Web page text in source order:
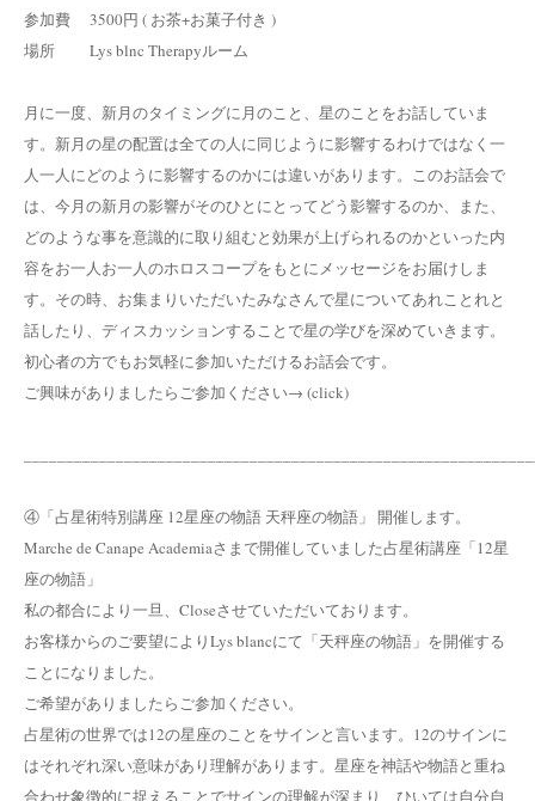
参加費 3500円 ( お茶+お菓子付き )
場所 Lys blnc Therapyルーム
月に一度、新月のタイミングに月のこと、星のことをお話していま
す。新月の星の配置は全ての人に同じように影響するわけではなく一
人一人にどのように影響するのかには違いがあります。このお話会で
は、今月の新月の影響がそのひとにとってどう影響するのか、また、
どのような事を意識的に取り組むと効果が上げられるのかといった内
容をお一人お一人のホロスコープをもとにメッセージをお届けしま
す。その時、お集まりいただいたみなさんで星についてあれことれと
話したり、ディスカッションすることで星の学びを深めていきます。
初心者の方でもお気軽に参加いただけるお話会です。
ご興味がありましたらご参加ください→ (click)
④「占星術特別講座 12星座の物語 天秤座の物語」 開催します。
Marche de Canape Academiaさまで開催していました占星術講座「12星
座の物語」
私の都合により一旦、Closeさせていただいております。
お客様からのご要望によりLys blancにて「天秤座の物語」を開催する
ことになりました。
ご希望がありましたらご参加ください。
占星術の世界では12の星座のことをサインと言います。12のサインに
はそれぞれ深い意味があり理解があります。星座を神話や物語と重ね
合わせ象徴的に捉えることでサインの理解が深まり、ひいては自分自